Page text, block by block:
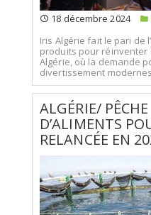
18 décembre 2024
Iris Algérie fait le pari de
produits pour réinventer
Algérie, où la demande
divertissement
ALGÉRIE/
D’ALIMENTS
RELANCÉE EN